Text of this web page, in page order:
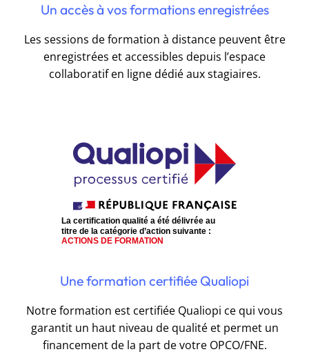
Un accès à vos formations enregistrées
Les sessions de formation à distance peuvent être
enregistrées et accessibles depuis l’espace
collaboratif en ligne dédié aux stagiaires.
Une formation certifiée Qualiopi
Notre formation est certifiée Qualiopi ce qui vous
garantit un haut niveau de qualité et permet un
financement de la part de votre OPCO/FNE.